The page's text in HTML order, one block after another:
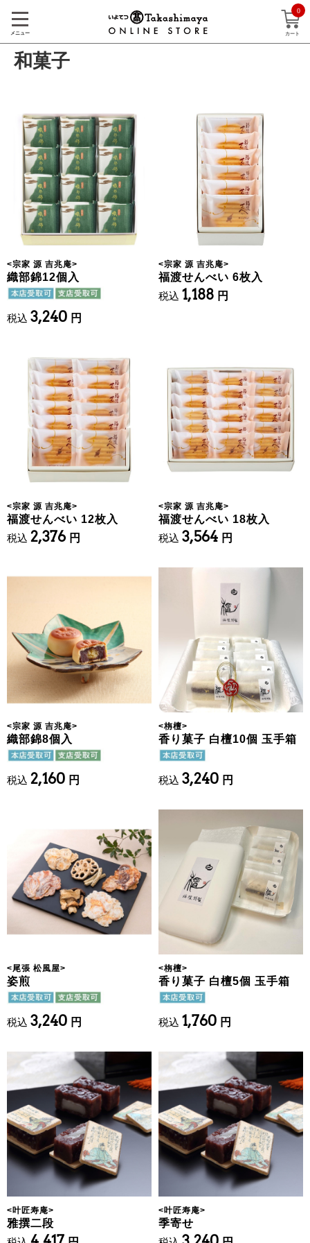
メニュー
0
カート
和菓子
<宗家 源 吉兆庵>
織部錦12個入
税込 3,240 円
<宗家 源 吉兆庵>
福渡せんべい 6枚入
税込 1,188 円
<宗家 源 吉兆庵>
福渡せんべい 12枚入
税込 2,376 円
<宗家 源 吉兆庵>
福渡せんべい 18枚入
税込 3,564 円
<宗家 源 吉兆庵>
織部錦8個入
税込 2,160 円
<栴檀>
香り菓子 白檀10個 玉手箱
税込 3,240 円
<尾張 松風屋>
姿煎
税込 3,240 円
<栴檀>
香り菓子 白檀5個 玉手箱
税込 1,760 円
<叶匠寿庵>
雅撰二段
<叶匠寿庵>
季寄せ